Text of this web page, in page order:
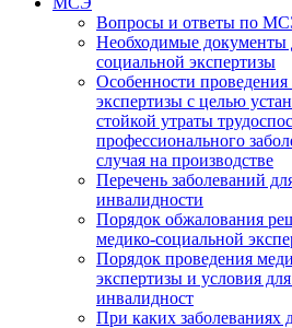
Вопросы и ответы по
Необходимые документы
социальной экспертизы
Особенности
экспертизы с целью
стойкой утраты
профессионального
случая на производстве
Перечень заболеваний
инвалидности
Порядок обжалования
медико-социальной
Порядок проведения
экспертизы и условия
инвалидност
При каких заболеваниях